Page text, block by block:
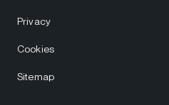
Privacy
Cookies
Sitemap